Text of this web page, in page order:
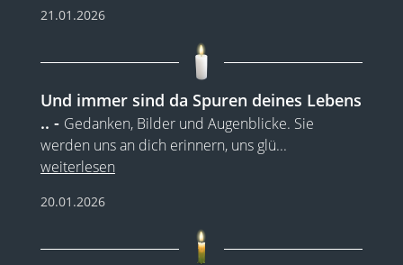
21.01.2026
Und immer sind da Spuren deines Lebens
..
Gedanken, Bilder und Augenblicke. Sie
werden uns an dich erinnern, uns glü...
weiterlesen
20.01.2026